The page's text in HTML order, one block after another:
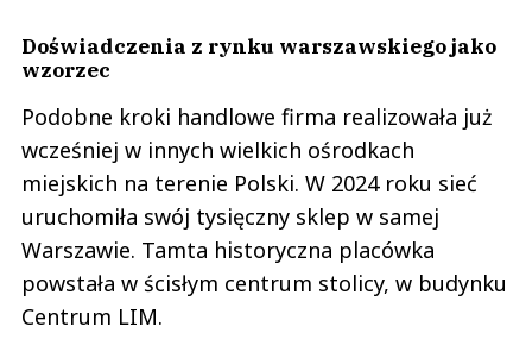
Doświadczenia z rynku warszawskiego jako
wzorzec
Podobne kroki handlowe firma realizowała już
wcześniej w innych wielkich ośrodkach
miejskich na terenie Polski. W 2024 roku sieć
uruchomiła swój tysięczny sklep w samej
Warszawie. Tamta historyczna placówka
powstała w ścisłym centrum stolicy, w budynku
Centrum LIM.